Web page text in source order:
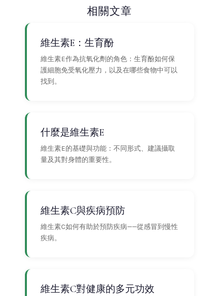
相關文章
維生素E：生育酚
維生素E作為抗氧化劑的角色：生育酚如何保
護細胞免受氧化壓力，以及在哪些食物中可以
找到。
什麼是維生素E
維生素E的基礎與功能：不同形式、建議攝取
量及其對身體的重要性。
維生素C與疾病預防
維生素C如何有助於預防疾病——從感冒到慢性
疾病。
維生素C對健康的多元功效